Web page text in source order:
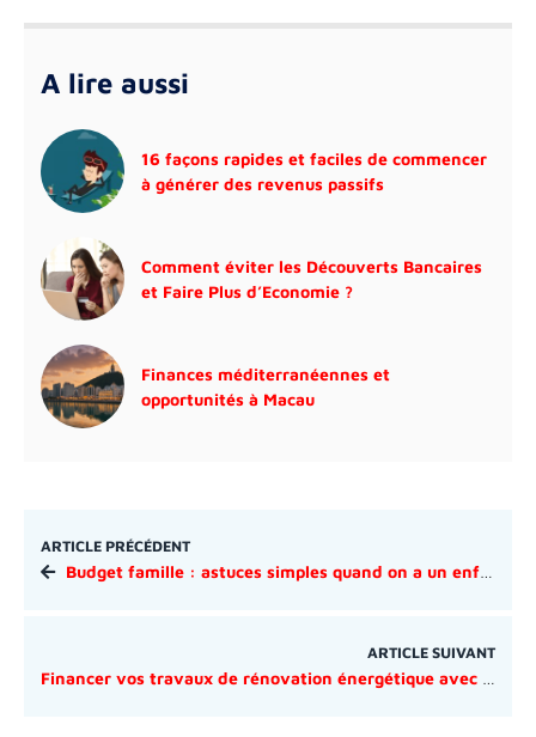
A lire aussi
16 façons rapides et faciles de commencer
à générer des revenus passifs
Comment éviter les Découverts Bancaires
et Faire Plus d’Economie ?
Finances méditerranéennes et
opportunités à Macau
ARTICLE PRÉCÉDENT
Budget famille : astuces simples quand on a un enfant en maternelle
ARTICLE SUIVANT
Financer vos travaux de rénovation énergétique avec un artisan RGE et MaPrimeRénov